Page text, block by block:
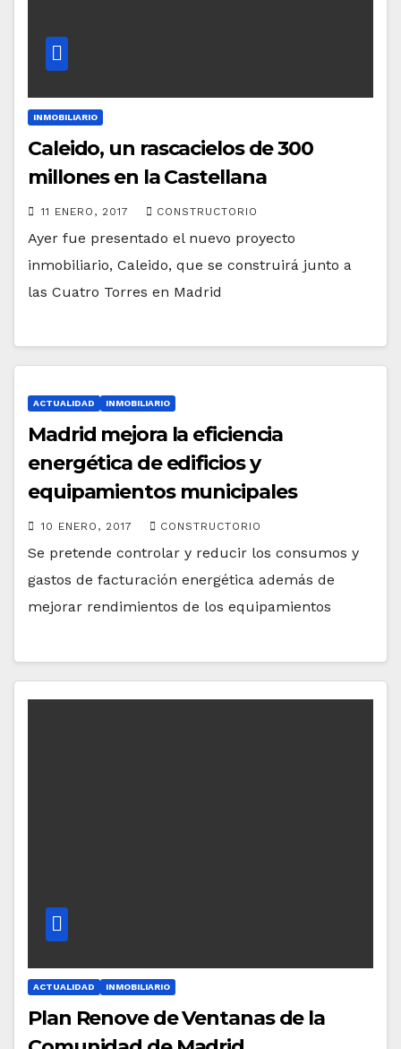
INMOBILIARIO
Caleido, un rascacielos de 300
millones en la Castellana
11 ENERO, 2017 CONSTRUCTORIO
Ayer fue presentado el nuevo proyecto
inmobiliario, Caleido, que se construirá junto a
las Cuatro Torres en Madrid
ACTUALIDAD INMOBILIARIO
Madrid mejora la eficiencia
energética de edificios y
equipamientos municipales
10 ENERO, 2017 CONSTRUCTORIO
Se pretende controlar y reducir los consumos y
gastos de facturación energética además de
mejorar rendimientos de los equipamientos
ACTUALIDAD INMOBILIARIO
Plan Renove de Ventanas de la